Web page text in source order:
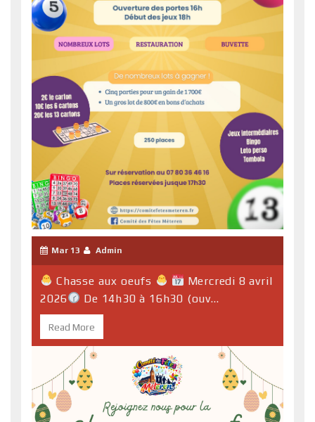
Mar 13 Admin
Chasse aux oeufs
Mercredi 8 avril
2026
De 14h30 à 16h30 (ouv...
Read More